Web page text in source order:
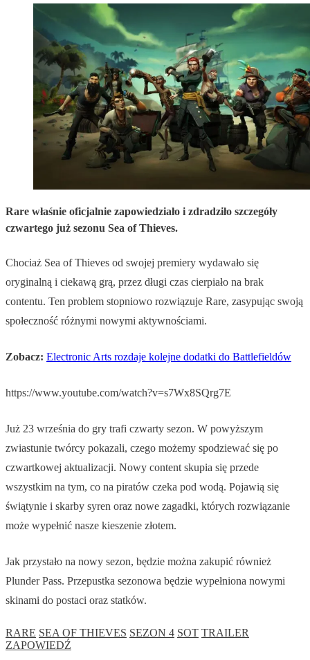
Rare właśnie oficjalnie zapowiedziało i zdradziło szczegóły
czwartego już sezonu Sea of Thieves.
Chociaż Sea of Thieves od swojej premiery wydawało się
oryginalną i ciekawą grą, przez długi czas cierpiało na brak
contentu. Ten problem stopniowo rozwiązuje Rare, zasypując swoją
społeczność różnymi nowymi aktywnościami.
Zobacz: Electronic Arts rozdaje kolejne dodatki do Battlefieldów
https://www.youtube.com/watch?v=s7Wx8SQrg7E
Już 23 września do gry trafi czwarty sezon. W powyższym
zwiastunie twórcy pokazali, czego możemy spodziewać się po
czwartkowej aktualizacji. Nowy content skupia się przede
wszystkim na tym, co na piratów czeka pod wodą. Pojawią się
świątynie i skarby syren oraz nowe zagadki, których rozwiązanie
może wypełnić nasze kieszenie złotem.
Jak przystało na nowy sezon, będzie można zakupić również
Plunder Pass. Przepustka sezonowa będzie wypełniona nowymi
skinami do postaci oraz statków.
RARE SEA OF THIEVES SEZON 4 SOT TRAILER
ZAPOWIEDŹ